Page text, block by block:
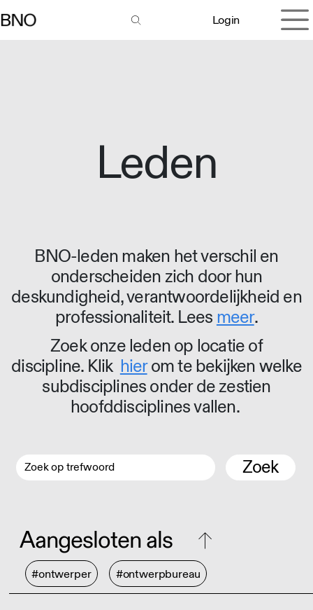
Login
Leden
BNO-leden maken het verschil en
onderscheiden zich door hun
deskundigheid, verantwoordelijkheid en
professionaliteit. Lees meer.
Zoek onze leden op locatie of
discipline. Klik hierom te bekijken welke
subdisciplines onder de zestien
hoofddisciplines vallen.
Zoek
Aangesloten als
#ontwerper #ontwerpbureau